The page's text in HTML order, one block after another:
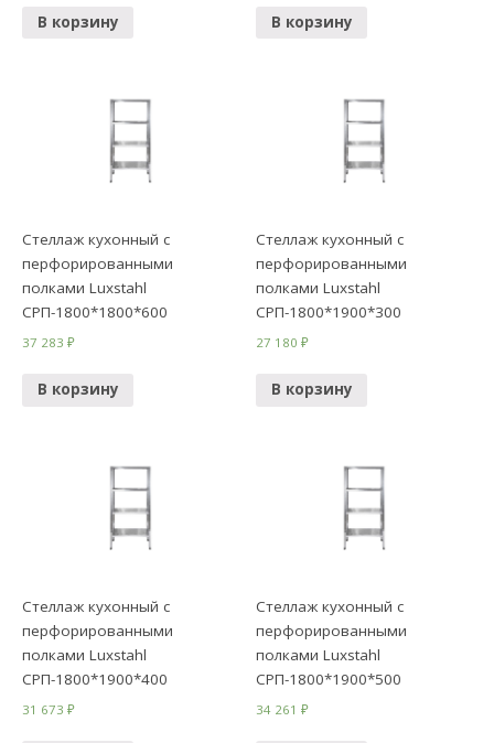
В корзину В корзину
Стеллаж кухонный с
перфорированными
полками Luxstahl
СРП-1800*1800*600
37 283₽
В корзину
Стеллаж кухонный с
перфорированными
полками Luxstahl
СРП-1800*1900*300
27 180₽
В корзину
Стеллаж кухонный с
перфорированными
полками Luxstahl
СРП-1800*1900*400
31 673₽
Стеллаж кухонный с
перфорированными
полками Luxstahl
СРП-1800*1900*500
34 261₽